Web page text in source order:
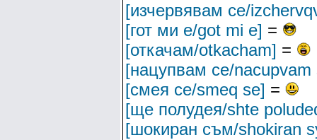
[изчервявам се/
[гот ми е/got mi e] =
[откачам/otkacham] =
[нацупвам се/nacupvam
[смея се/smeq se] =
[ще полудея/shte
[шокиран съм/shokiran